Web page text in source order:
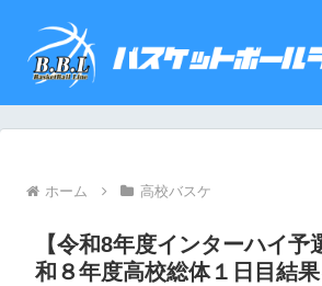
ホーム 高校バスケ
【令和8年度インターハイ予
和８年度高校総体１日目結